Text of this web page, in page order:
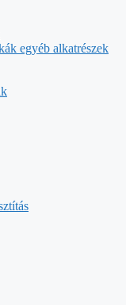
egyéb alkatrészek